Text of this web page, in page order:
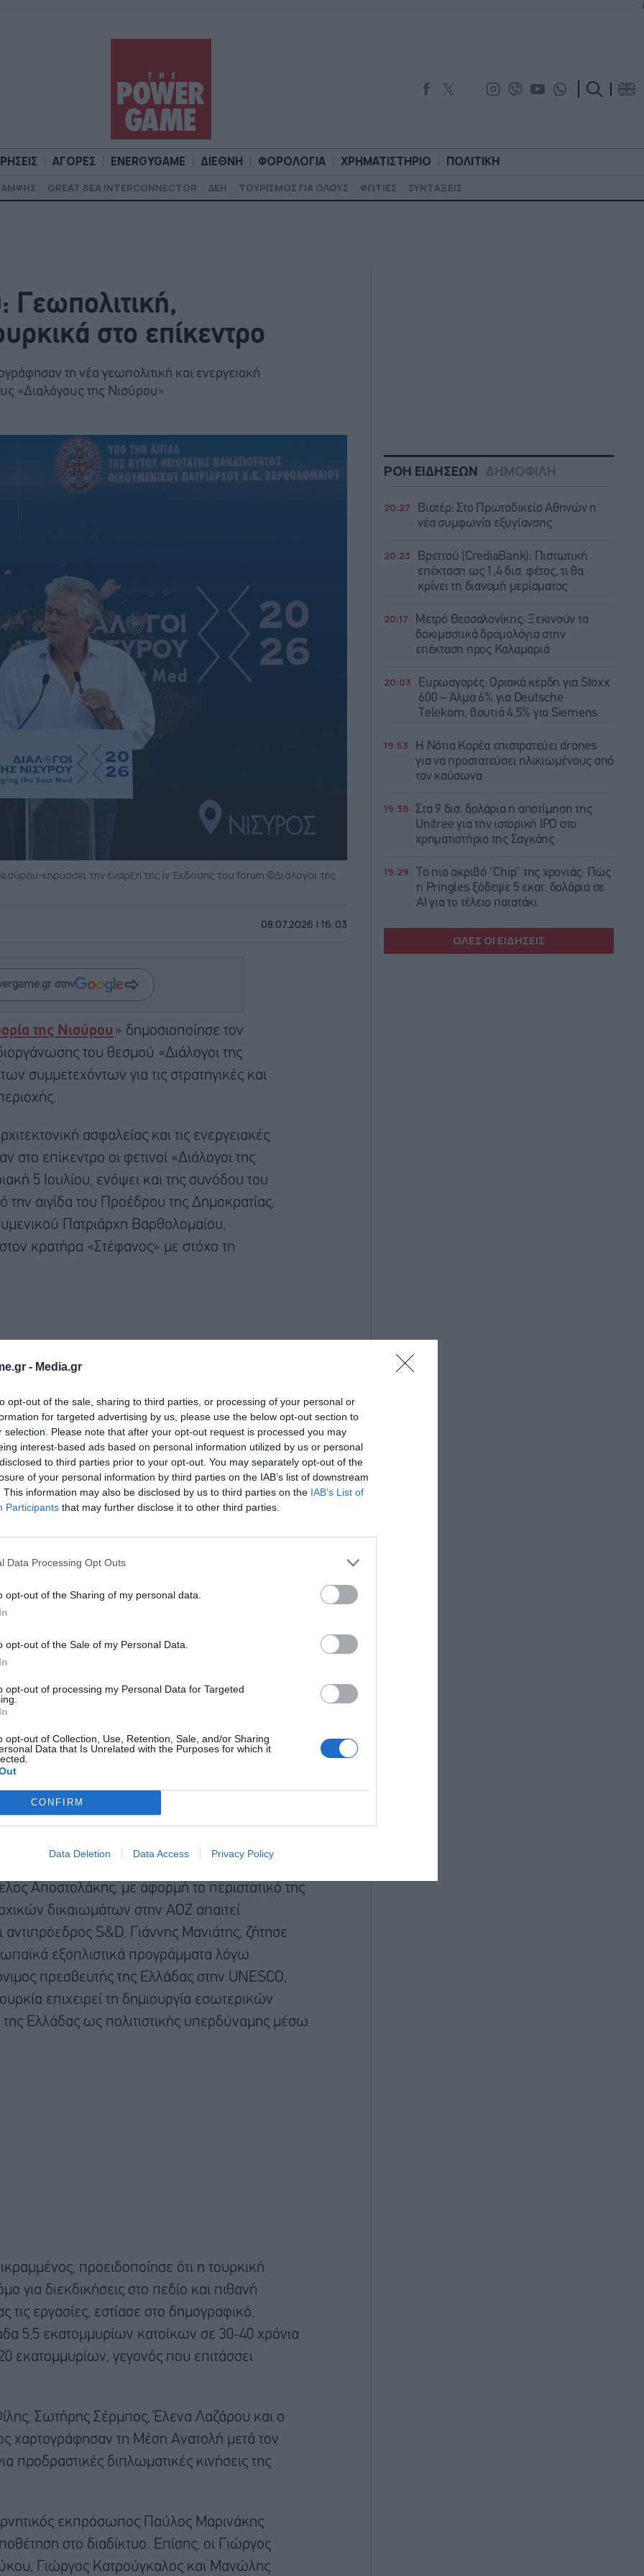
- Media.gr
opt-out of the sale, sharing to third parties, or processing of your personal or
for targeted advertising by us, please use the below opt-out section to
selection. Please note that after your opt-out request is processed you may
interest-based ads based on personal information utilized by us or personal
to third parties prior to your opt-out. You may separately opt-out of the
of your personal information by third parties on the IAB’s list of downstream
This information may also be disclosed by us to third parties on the IAB’s List of
Participants that may further disclose it to other third parties.
Data Processing Opt Outs
opt-out of the Sharing of my personal data.
opt-out of the Sale of my Personal Data.
opt-out of processing my Personal Data for Targeted
opt-out of Collection, Use, Retention, Sale, and/or Sharing
Data that Is Unrelated with the Purposes for which it
CONFIRM
Data Deletion Data Access Privacy Policy
ΑΓΟΡΕΣ ENERGYGAME ΔΙΕΘΝΗ ΦΟΡΟΛΟΓΙΑ ΧΡΗΜΑΤΙΣΤΗΡΙΟ ΠΟΛΙΤΙΚΗ
GREAT SEA INTERCONNECTOR ΔΕΗ ΤΟΥΡΙΣΜΟΣ ΓΙΑ ΟΛΟΥΣ ΦΩΤΙΕΣ ΣΥΝΤΑΞΕΙΣ
Γεωπολιτική,
στο επίκεντρο
τη νέα γεωπολιτική και ενεργειακή
«Διαλόγους της Νισύρου»
κηρύσσει την έναρξη της iv Έκδοσης του forum ©Διάλογοι της
08.07.2026 | 16:03
στην
της Νισύρου » δημοσιοποίησε τον
του θεσμού «Διάλογοι της
συμμετεχόντων για τις στρατηγικές και
ασφαλείας και τις ενεργειακές
στο επίκεντρο οι φετινοί «Διάλογοι της
5 Ιουλίου, ενόψει και της συνόδου του
αιγίδα του Προέδρου της Δημοκρατίας,
Πατριάρχη Βαρθολομαίου,
κρατήρα «Στέφανος» με στόχο τη
Μεσόγειο σε Κατάσταση Στρατηγικής
& η Διαμόρφωση Νέας Αρχιτεκτονικής
ο επικεφαλής Σχεδιασμού Πολιτικής του
της επικείμενης Συνόδου Κορυφής
Ελλάδας στον ευρωπαϊκό πυλώνα της
της «Γαλάζιας Πατρίδας». Ο βουλευτής
Αποστολάκης, με αφορμή το περιστατικό της
δικαιωμάτων στην ΑΟΖ απαιτεί
S&D, Γιάννης Μανιάτης, ζήτησε
εξοπλιστικά προγράμματα λόγω
πρεσβευτής της Ελλάδας στην UNESCO,
επιχειρεί τη δημιουργία εσωτερικών
Ελλάδας ως πολιτιστικής υπερδύναμης μέσω
προειδοποίησε ότι η τουρκική
για διεκδικήσεις στο πεδίο και πιθανή
τις εργασίες, εστίασε στο δημογραφικό,
5,5 εκατομμυρίων κατοίκων σε 30-40 χρόνια
εκατομμυρίων, γεγονός που επιτάσσει
Σωτήρης Σέρμπος, Έλενα Λαζάρου και ο
χαρτογράφησαν τη Μέση Ανατολή μετά τον
προδραστικές διπλωματικές κινήσεις της
εκπρόσωπος Παύλος Μαρινάκης
στο διαδίκτυο. Επίσης, οι Γιώργος
Γιώργος Κατρούγκαλος και Μανώλης
ΡΟΗ ΕΙΔΗΣΕΩΝ ΔΗΜΟΦΙΛΗ
20:27
Βιοτέρ: Στο Πρωτοδικείο Αθηνών η
νέα συμφωνία εξυγίανσης
20:23
Βρεττού (CrediaBank): Πιστωτική
επέκταση ως 1,4 δισ. φέτος, τι θα
κρίνει τη διανομή μερίσματος
20:17
Μετρό Θεσσαλονίκης: Ξεκινούν τα
δοκιμαστικά δρομολόγια στην
επέκταση προς Καλαμαριά
20:03
Ευρωαγορές: Οριακά κέρδη για Stoxx
600 – Άλμα 6% για Deutsche
Telekom, βουτιά 4,5% για Siemens
19:53
Η Νότια Κορέα επιστρατεύει drones
για να προστατεύσει ηλικιωμένους από
τον καύσωνα
19:38
Στα 9 δισ. δολάρια η αποτίμηση της
Unitree για την ιστορική IPO στο
χρηματιστήριο της Σαγκάης
19:29
Το πιο ακριβό “Chip” της χρονιάς: Πώς
η Pringles ξόδεψε 5 εκατ. δολάρια σε
AI για το τέλειο πατατάκι
ΟΛΕΣ ΟΙ ΕΙΔΗΣΕΙΣ